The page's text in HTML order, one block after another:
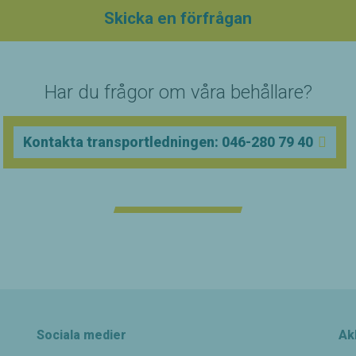
Skicka en förfrågan
Har du frågor om våra behållare?
Kontakta transportledningen: 046-280 79 40
Sociala medier